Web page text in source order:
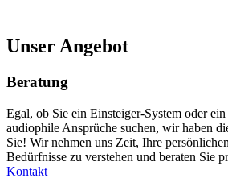
Unser Angebot
Beratung
Egal, ob Sie ein Einsteiger-System oder
audiophile Ansprüche suchen, wir haben
Sie! Wir nehmen uns Zeit, Ihre
Bedürfnisse zu verstehen und beraten Sie
Kontakt